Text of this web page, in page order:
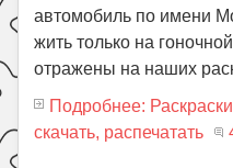
автомобиль по имени
жить только на
отражены на наших
Подробнее:
скачать, распечатать